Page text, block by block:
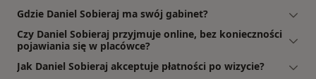
Gdzie Daniel Sobieraj ma swój gabinet?
Czy Daniel Sobieraj przyjmuje online, bez konieczności
pojawiania się w placówce?
Jak Daniel Sobieraj akceptuje płatności po wizycie?